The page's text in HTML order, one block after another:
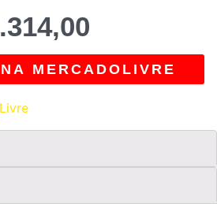
MERCADOLIVRE